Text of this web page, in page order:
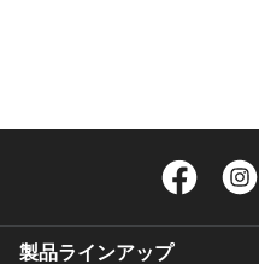
Facebook
製品ラインアップ